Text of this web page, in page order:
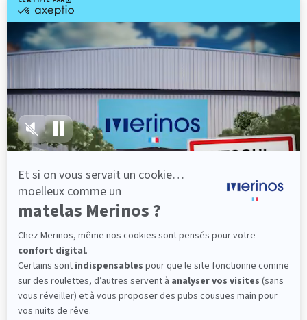
Grâce à ses 3 zones de confort, le sommier
Pencil vous assure tout son soutien. Avec les
épaules, le dos et le bassin qui reposent sur ses
lattes, vous évitez les douleurs au petit matin.
Dès 501,00 €
Découvrir
Marque Française
Service client à votre écoute